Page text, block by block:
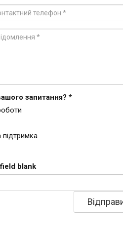
запитання? *
підтримка
blank